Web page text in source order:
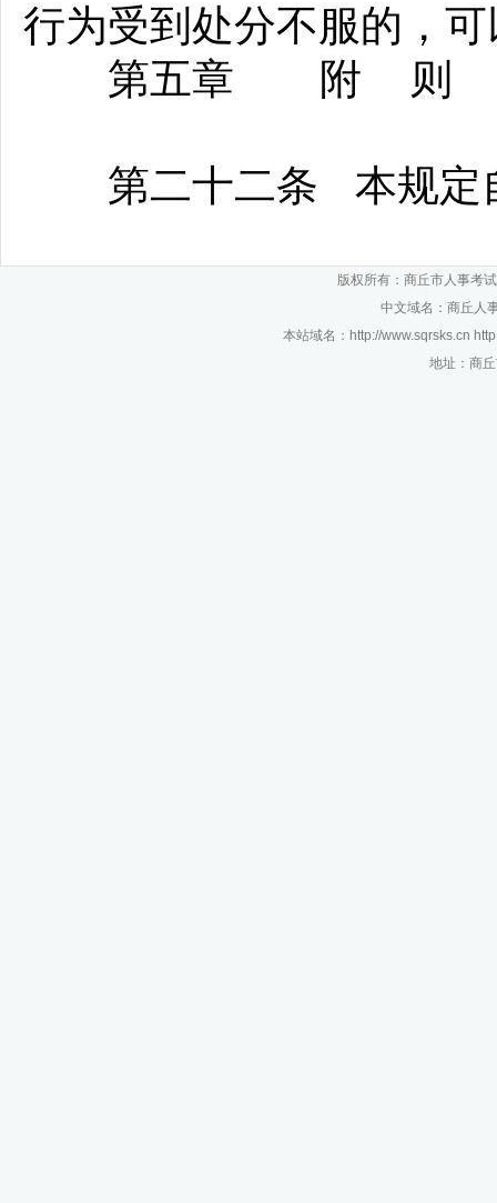
行为受到处分不服的，
第五章 附 则
第二十二条 本规定
版权所有：商丘市人事考
中文域名：商丘人
本站域名：http://www.sqrsks.cn
地址：商